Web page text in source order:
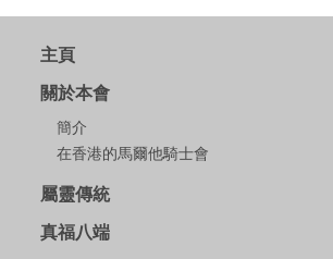
主頁
關於本會
簡介
在香港的馬爾他騎士會
屬靈傳統
真福八端